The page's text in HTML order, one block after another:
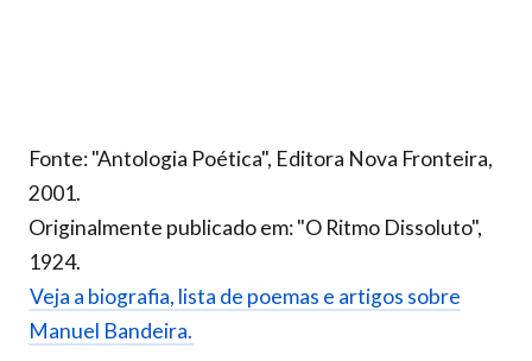
Fonte: "Antologia Poética", Editora Nova Fronteira,
2001.
Originalmente publicado em: "O Ritmo Dissoluto",
1924.
Veja a biografia, lista de poemas e artigos sobre
Manuel Bandeira.